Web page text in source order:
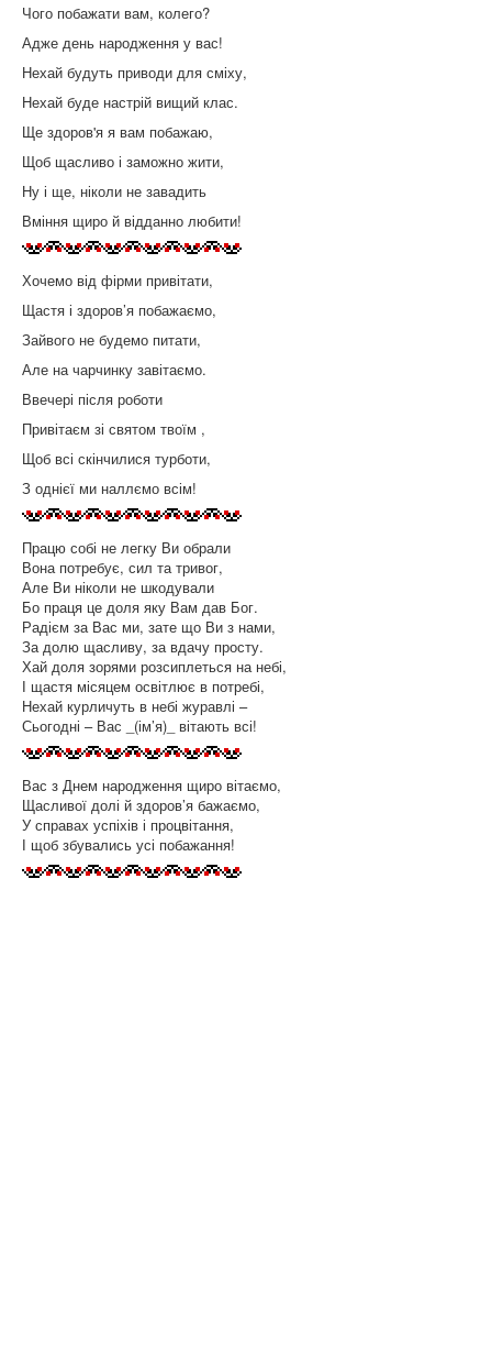
Чого побажати вам, колего?
Адже день народження у вас!
Нехай будуть приводи для сміху,
Нехай буде настрій вищий клас.
Ще здоров'я я вам побажаю,
Щоб щасливо і заможно жити,
Ну і ще, ніколи не завадить
Вміння щиро й відданно любити!
Хочемо від фірми привітати,
Щастя і здоров’я побажаємо,
Зайвого не будемо питати,
Але на чарчинку завітаємо.
Ввечері після роботи
Привітаєм зі святом твоїм ,
Щоб всі скінчилися турботи,
З однієї ми наллємо всім!
Працю собі не легку Ви обрали
Вона потребує, сил та тривог,
Але Ви ніколи не шкодували
Бо праця це доля яку Вам дав Бог.
Радієм за Вас ми, зате що Ви з нами,
За долю щасливу, за вдачу просту.
Хай доля зорями розсиплеться на небі,
І щастя місяцем освітлює в потребі,
Нехай курличуть в небі журавлі –
Сьогодні – Вас _(ім’я)_ вітають всі!
Вас з Днем народження щиро вітаємо,
Щасливої долі й здоров’я бажаємо,
У справах успіхів і процвітання,
І щоб збувались усі побажання!